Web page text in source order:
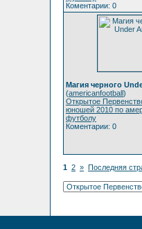
Коментарии: 0
Магия черного
(americanfootball)
Открытое
юношей 2010 по
футболу
Коментарии: 0
1 2 » Последняя